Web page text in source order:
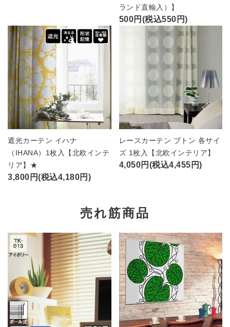
ランド直輸入）】
500円(税込550円)
遮光カーテン イハナ
（IHANA）1枚入【北欧インテ
リア】★
3,800円(税込4,180円)
レースカーテン ブトン 各サイ
ズ 1枚入【北欧インテリア】
4,050円(税込4,455円)
売れ筋商品